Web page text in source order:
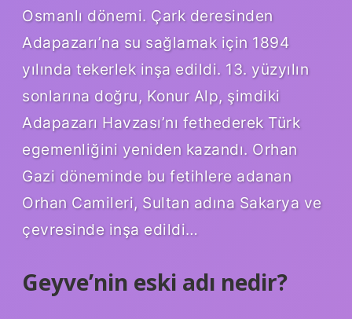
Osmanlı dönemi. Çark deresinden
Adapazarı’na su sağlamak için 1894
yılında tekerlek inşa edildi. 13. yüzyılın
sonlarına doğru, Konur Alp, şimdiki
Adapazarı Havzası’nı fethederek Türk
egemenliğini yeniden kazandı. Orhan
Gazi döneminde bu fetihlere adanan
Orhan Camileri, Sultan adına Sakarya ve
çevresinde inşa edildi…
Geyve’nin eski adı nedir?